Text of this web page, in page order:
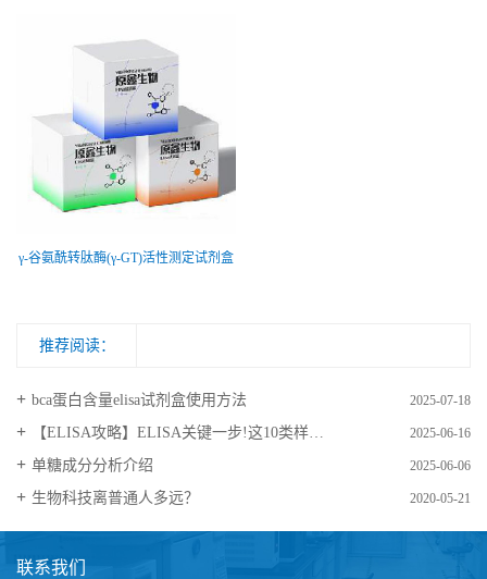
γ-谷氨酰转肽酶(γ-GT)活性测定试剂盒
推荐阅读：
bca蛋白含量elisa试剂盒使用方法 2025-07-18
【ELISA攻略】ELISA关键一步!这10类样品要如何处理? 2025-06-16
​单糖成分分析介绍 2025-06-06
生物科技离普通人多远？ 2020-05-21
联系我们